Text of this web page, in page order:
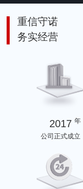
重信守诺
务实经营
2017 年
公司正式成立